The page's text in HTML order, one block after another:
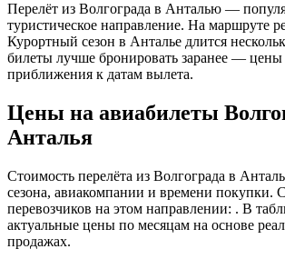
Перелёт из Волгограда в Анталью —
туристическое направление. На маршруте
Курортный сезон в Анталье длится
билеты лучше бронировать заранее — цены
приближения к датам вылета.
Цены на авиабилеты
Анталья
Стоимость перелёта из Волгограда в
сезона, авиакомпании и времени покупки.
перевозчиков на этом направлении: . В
актуальные цены по месяцам на основе
продажах.